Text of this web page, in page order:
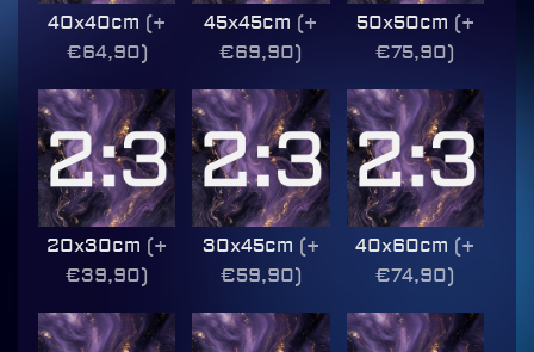
40x40cm (+
€64,90)
45x45cm (+
€69,90)
50x50cm (+
€75,90)
20x30cm (+
€39,90)
30x45cm (+
€59,90)
40x60cm (+
€74,90)